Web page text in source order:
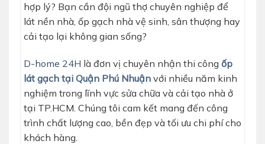
hợp lý? Bạn cần đội ngũ thợ chuyên nghiệp để
lát nền nhà, ốp gạch nhà vệ sinh, sân thượng hay
cải tạo lại không gian sống?
D-home 24H là đơn vị chuyên nhận thi công ốp
lát gạch tại Quận Phú Nhuận với nhiều năm kinh
nghiệm trong lĩnh vực sửa chữa và cải tạo nhà ở
tại TP.HCM. Chúng tôi cam kết mang đến công
trình chất lượng cao, bền đẹp và tối ưu chi phí cho
khách hàng.